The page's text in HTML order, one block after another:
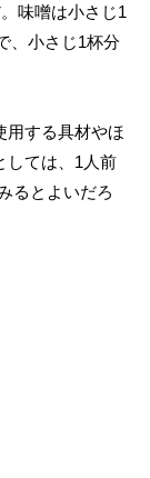
味噌は小さじ1
、小さじ1杯分
用する具材やほ
しては、1人前
るとよいだろ